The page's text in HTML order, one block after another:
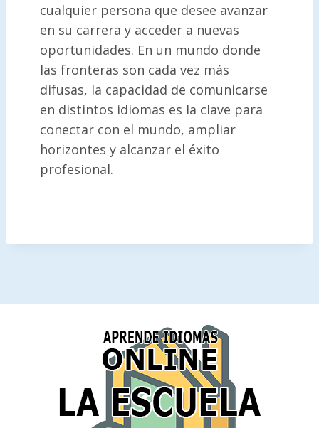
cualquier persona que desee avanzar
en su carrera y acceder a nuevas
oportunidades. En un mundo donde
las fronteras son cada vez más
difusas, la capacidad de comunicarse
en distintos idiomas es la clave para
conectar con el mundo, ampliar
horizontes y alcanzar el éxito
profesional.